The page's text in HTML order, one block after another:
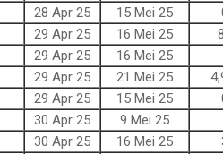
28 Apr 25 15 Mei 25
29 Apr 25 16 Mei 25
29 Apr 25 16 Mei 25
29 Apr 25 21 Mei 25
29 Apr 25 15 Mei 25
30 Apr 25 9 Mei 25
30 Apr 25 16 Mei 25